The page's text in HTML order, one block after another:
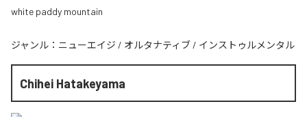
white paddy mountain
ジャンル： ニューエイジ / オルタナティブ / インストゥルメンタル
Chihei Hatakeyama